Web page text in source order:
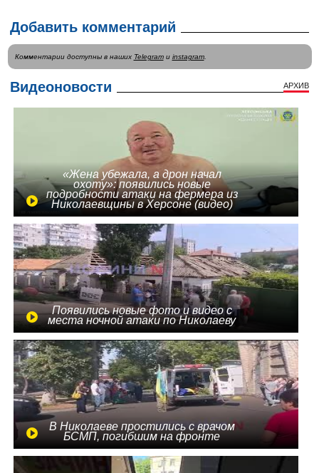
Добавить комментарий
Комментарии доступны в наших Telegramи instagram.
Видеоновости АРХИВ
«Жена убежала, а дрон начал
охоту»: появились новые
подробности атаки на фермера из
Николаевщины в Херсоне (видео)
Появились новые фото и видео с
места ночной атаки по Николаеву
В Николаеве простились с врачом
БСМП, погибшим на фронте